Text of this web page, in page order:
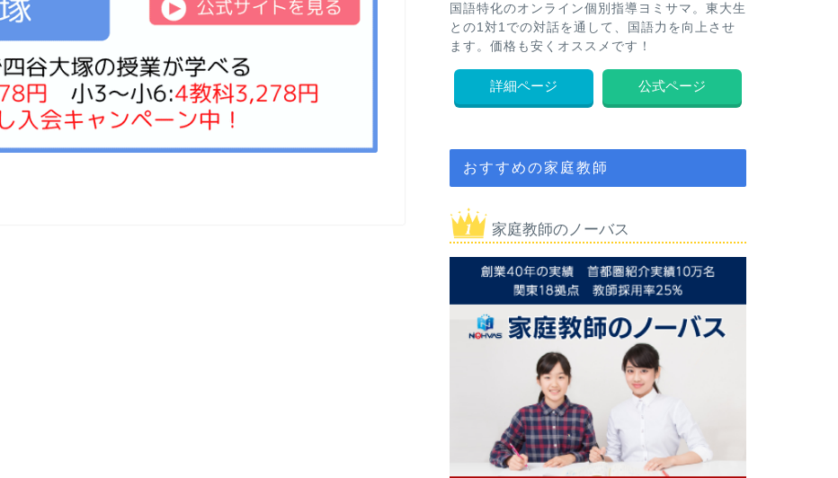
国語特化のオンライン個別指導ヨミサマ。東大生
との1対1での対話を通して、国語力を向上させ
ます。価格も安くオススメです！
詳細ページ 公式ページ
おすすめの家庭教師
家庭教師のノーバス